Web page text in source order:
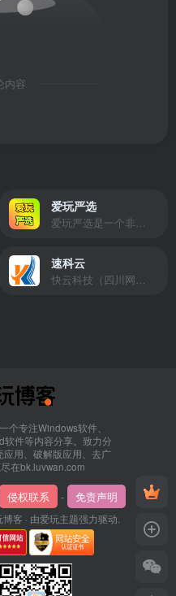
内容
爱玩严选
爱玩严选是一个非常有保障且性价比极高的虚拟商城，包括但不限于苹果证书、技术指导、会员充值等多种虚拟服务！
速科云
快云科技（四川网联快云科技有限公司）成立于2021年，主营互联网业务平台服务提供商。公司专注为用户提供低价高性能云计算产品，致力于云计算应用的易用性开发，并引导云计算在国内普及
个专注Windows软件、
件等内容分享。致力分
用、破解版应用、去广
在bk.luvwan.com
侵权联系 - 免责声明
博客 · 由爱玩主题强力驱动.